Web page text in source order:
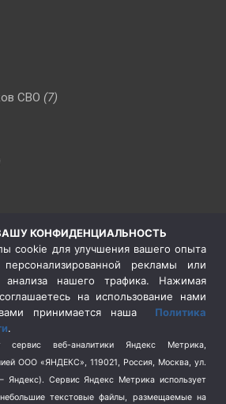
СВО (7)
(3)
(3)
(404)
КОНФИДЕНЦИАЛЬНОСТЬ
cookie для улучшения вашего опыта
рекламы или
нашего трафика. Нажимая
на использование нами
принимается наша Политика
.
сервис веб-аналитики Яндекс Метрика,
ООО «ЯНДЕКС», 119021, Россия, Москва, ул.
Сервис Яндекс Метрика использует
текстовые файлы, размещаемые на